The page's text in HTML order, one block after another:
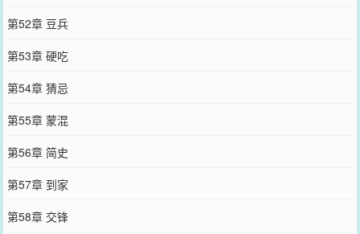
第52章 豆兵
第53章 硬吃
第54章 猜忌
第55章 蒙混
第56章 简史
第57章 到家
第58章 交锋